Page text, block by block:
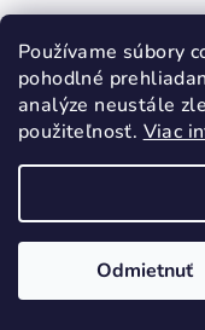
Používame súbory
pohodlné
analýze neustále
použiteľnosť. Viac
Odmietnuť
D.D.STEP